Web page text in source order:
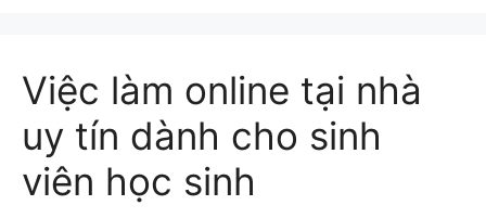
Việc làm online tại nhà
uy tín dành cho sinh
viên học sinh